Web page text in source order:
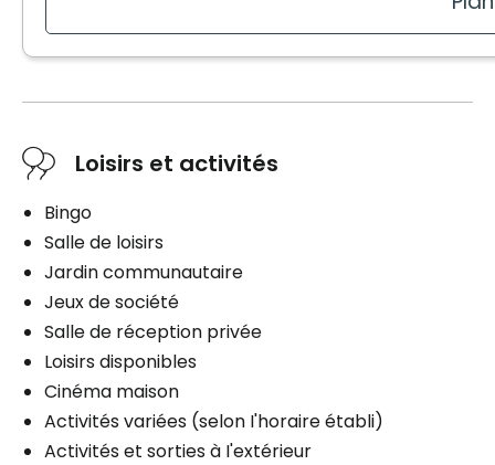
Entretien ménager
Stationnement
Planifier une visite
Services inclus à l'unité
Électricité / Chauffage
Accès Internet
Ligne téléphonique
Entretien ménager
Stationnement
Extérieur
Planifier une visite
Loisirs et activités
Bingo
Salle de loisirs
Jardin communautaire
Jeux de société
Salle de réception privée
Loisirs disponibles
Cinéma maison
Activités variées (selon I'horaire établi)
Activités et sorties à I'extérieur